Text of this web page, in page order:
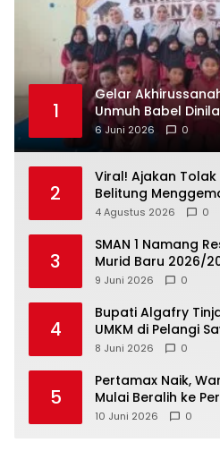
1
‎Gelar
Unmuh Babel
6 Juni 2026 0
2
Viral! Ajakan Tolak
Belitung
4 Agustus 2026 0
3
SMAN 1 Namang
Murid Baru 2026/
9 Juni 2026 0
4
‎Bupati Algafry
UMKM di Pelangi
Wisata dan
8 Juni 2026 0
5
‎Pertamax Naik,
Mulai Beralih ke
10 Juni 2026 0